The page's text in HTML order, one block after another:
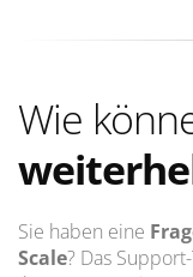
Wie
Sie haben eine
Scale? Das